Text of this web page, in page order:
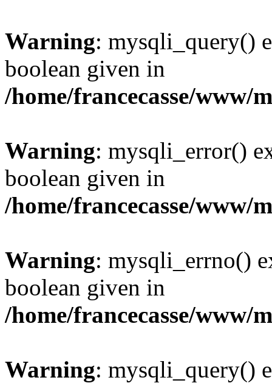
Warning: mysqli_query()
boolean given in
/home/francecasse/www/
Warning: mysqli_error()
boolean given in
/home/francecasse/www/
Warning: mysqli_errno()
boolean given in
/home/francecasse/www/
Warning: mysqli_query()